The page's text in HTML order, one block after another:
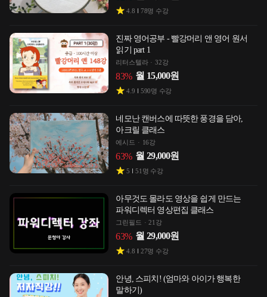
4.8 78명 수강
진짜 영어공부 - 빨강머리 앤 영어 원서
읽기 part 1
리터스텔라 32강
83% 월 15,000원
4.9 590명 수강
네모난 캔버스에 따뜻한 풍경을 담아,
아크릴 클래스
에시드 16강
63% 월 29,000원
5 51 명 수강
아무것도 몰라도 영상을 쉽게 만드는
파워디렉터 영상편집 클래스
그린필드 21강
63% 월 29,000원
4.8 27명 수강
안녕, 스피치! (엄마와 아이가 행복한
말하기)